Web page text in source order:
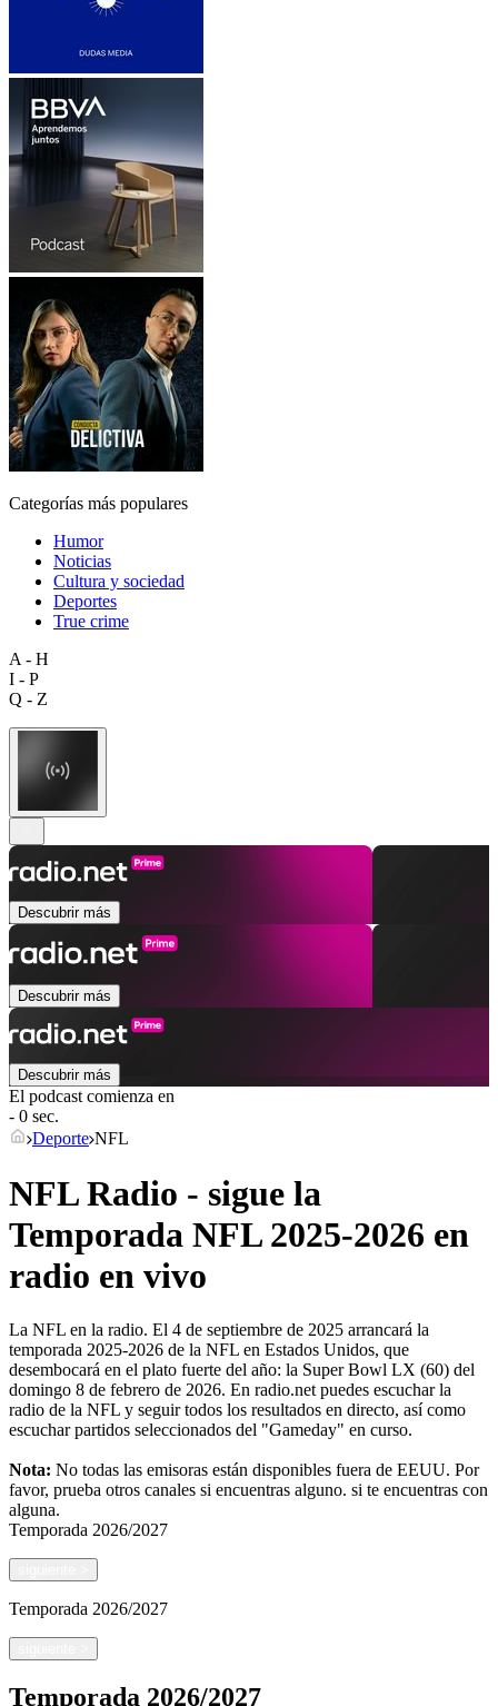
Categorías más populares
Humor
Noticias
Cultura y sociedad
Deportes
True crime
A - H
I - P
Q - Z
Descubrir más
Descubrir más
Descubrir más
El podcast comienza en
- 0 sec.
Deporte NFL
NFL Radio - sigue la
Temporada NFL 2025-2026 en
radio en vivo
La NFL en la radio. El 4 de septiembre de 2025 arrancará la
temporada 2025-2026 de la NFL en Estados Unidos, que
desembocará en el plato fuerte del año: la Super Bowl LX (60) del
domingo 8 de febrero de 2026. En radio.net puedes escuchar la
radio de la NFL y seguir todos los resultados en directo, así como
escuchar partidos seleccionados del "Gameday" en curso.
Nota: No todas las emisoras están disponibles fuera de EEUU. Por
favor, prueba otros canales si encuentras alguno. si te encuentras con
alguna.
Temporada 2026/2027
Temporada 2026/2027
Temporada 2026/2027